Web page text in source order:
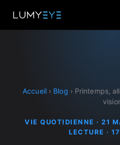
Accueil › Blog › Printemps,
VIE QUOTIDIENNE · 21
LECTURE ·